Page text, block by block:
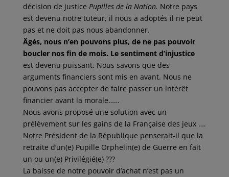
décision de justice Pupilles de la Nation. Notre pays
est devenu notre tuteur, il nous a adoptés il ne peut
pas et ne doit pas nous abandonner.
Âgés, nous n’en pouvons plus, de ne pas pouvoir
boucler nos fin de mois. Le sentiment d’injustice
est devenu puissant. Nous savons que des
arguments financiers sont mis en avant. Nous ne
pouvons pas accepter de faire passer un intérêt
financier avant la morale……
Nous avons proposé une solution avec un
prélèvement sur les gains de la Française des jeux ….
Notre Président de la République penserait-il que la
retraite d’un(e) Pupille Orphelin(e) de Guerre en fait
un ou un(e) Privilégié(e) ???
La baisse de notre pouvoir d’achat n’est pas un